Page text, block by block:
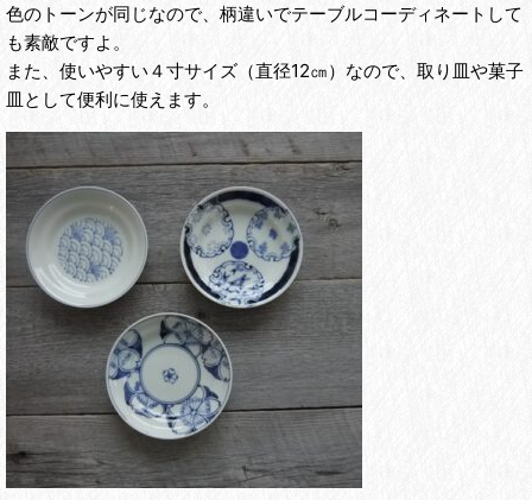
色のトーンが同じなので、柄違いでテーブルコーディネートして
も素敵ですよ。
また、使いやすい４寸サイズ（直径12㎝）なので、取り皿や菓子
皿として便利に使えます。